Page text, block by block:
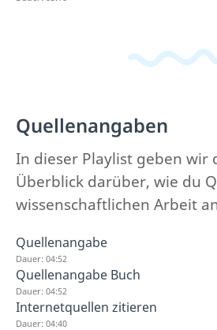
Quellenangaben
In dieser Playlist geben wir
Überblick darüber, wie du
wissenschaftlichen Arbeit
Quellenangabe
Dauer: 04:52
Quellenangabe Buch
Dauer: 04:52
Internetquellen zitieren
Dauer: 04:40